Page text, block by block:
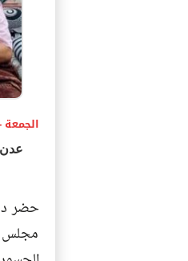
الجمعة - 03 يوليو 2026 - الساعة 09:50 م
حضر
مجلس